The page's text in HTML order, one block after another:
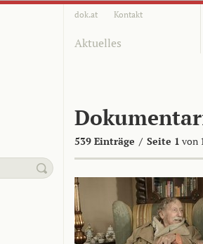
dok.at Kontakt
Aktuelles
539 Einträge / Seite 1 von